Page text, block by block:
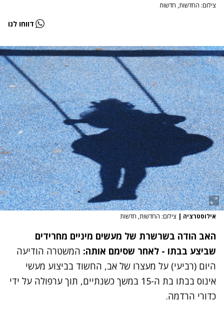
צילום: החדשות, חדשות
דווחו לנו
אילוסטרציה | צילום: החדשות, חדשות
האב הודה בשרשרת של מעשים מיניים מחרידים
שביצע בבתו - לאחר שסימם אותה: המשטרה הודיעה
היום (רביעי) על מעצרו של אב, החשוד בביצוע מעשי
אינוס בבתו בת ה-15 במשך כשנתיים, תוך ערפולה על ידי
כדורי הרדמה.